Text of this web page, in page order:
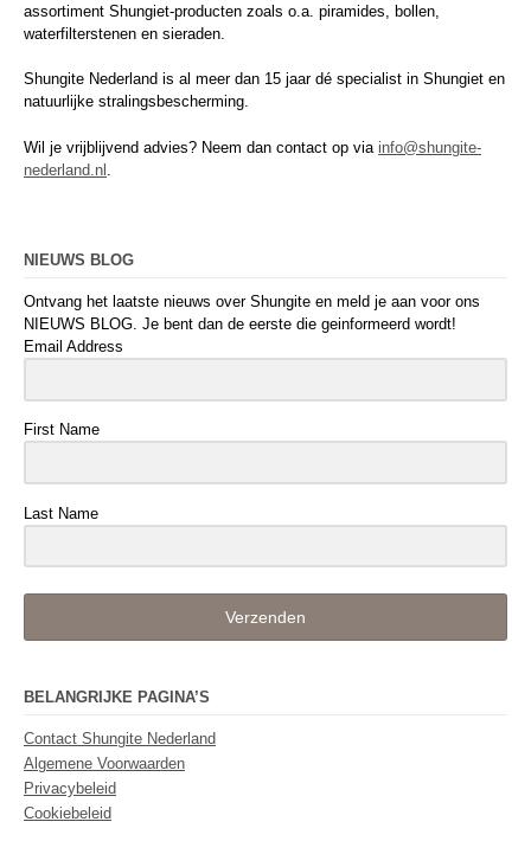
assortiment Shungiet-producten zoals o.a. piramides, bollen,
waterfilterstenen en sieraden.
Shungite Nederland is al meer dan 15 jaar dé specialist in Shungiet en
natuurlijke stralingsbescherming.
Wil je vrijblijvend advies? Neem dan contact op via info@shungite-
nederland.nl
NIEUWS BLOG
Ontvang het laatste nieuws over Shungite en meld je aan voor ons
NIEUWS BLOG. Je bent dan de eerste die geinformeerd wordt!
Email Address
First Name
Last Name
Verzenden
BELANGRIJKE PAGINA’S
Contact Shungite Nederland
Algemene Voorwaarden
Privacybeleid
Cookiebeleid